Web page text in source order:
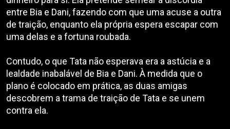
entre Bia e Dani, fazendo com que uma acuse a outra
de traição, enquanto ela própria espera escapar com
uma delas e a fortuna roubada.
Contudo, o que Tata não esperava era a astúcia e a
lealdade inabalável de Bia e Dani. À medida que o
plano é colocado em prática, as duas amigas
descobrem a trama de traição de Tata e se unem
contra ela.